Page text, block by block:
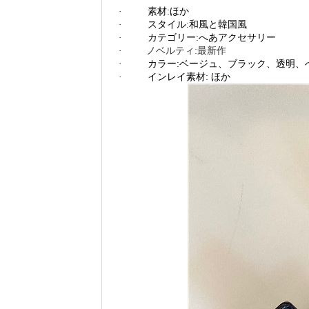
· 素材:ほか
·
スタイル:和風と韓国風
·
カテゴリー:へあアクセサリー
·
ノベルティ :最新作
·
カラー:ベージュ、ブラック、透明、
·
インレイ素材: ほか